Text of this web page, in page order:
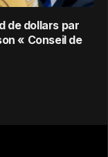
de dollars par
« Conseil de